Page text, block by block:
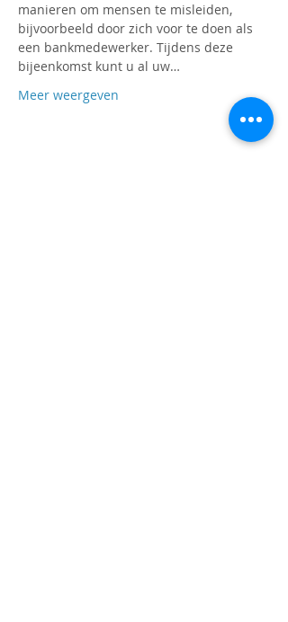
manieren om mensen te misleiden,
bijvoorbeeld door zich voor te doen als
een bankmedewerker. Tijdens deze
bijeenkomst kunt u al uw…
Meer weergeven